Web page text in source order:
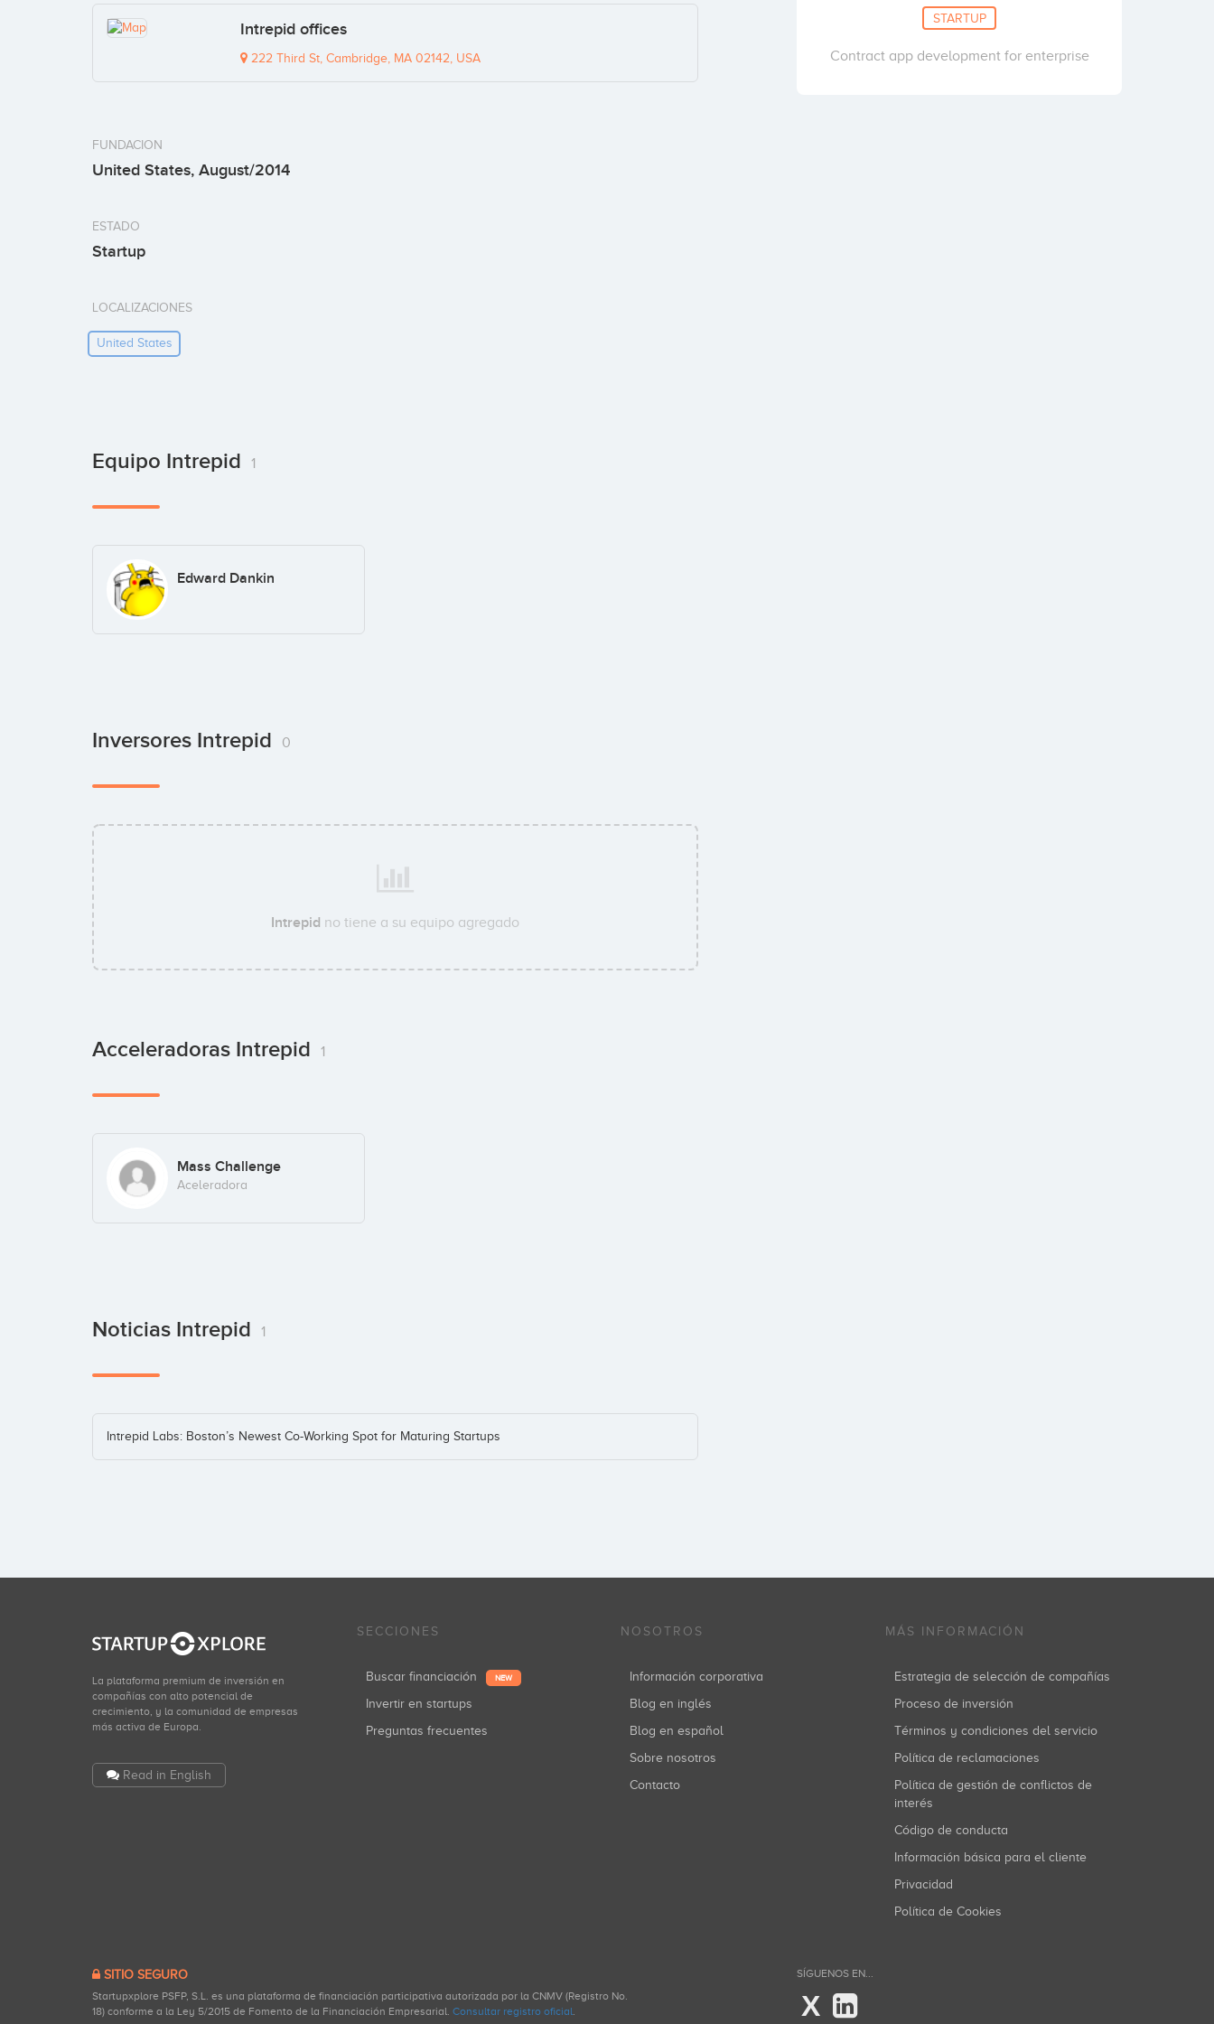
Intrepid offices
222 Third St, Cambridge, MA 02142, USA
FUNDACION
United States, August/2014
ESTADO
Startup
LOCALIZACIONES
United States
Equipo Intrepid 1
Edward Dankin
Inversores Intrepid 0
Intrepid no tiene a su equipo agregado
Acceleradoras Intrepid 1
Mass Challenge
Aceleradora
Noticias Intrepid 1
Intrepid Labs: Boston’s Newest Co-Working Spot for Maturing Startups
STARTUP
Contract app development for enterprise
La plataforma premium de inversión en
compañías con alto potencial de
crecimiento, y la comunidad de empresas
más activa de Europa.
Read in English
SECCIONES
Buscar financiación NEW
Invertir en startups
Preguntas frecuentes
NOSOTROS
Información corporativa
Blog en inglés
Blog en español
Sobre nosotros
Contacto
MÁS INFORMACIÓN
Estrategia de selección de compañías
Proceso de inversión
Términos y condiciones del servicio
Política de reclamaciones
Política de gestión de conflictos de
interés
Código de conducta
Información básica para el cliente
Privacidad
Política de Cookies
SITIO SEGURO
Startupxplore PSFP, S.L. es una plataforma de financiación participativa autorizada por la CNMV (Registro No.
18) conforme a la Ley 5/2015 de Fomento de la Financiación Empresarial. Consultar registro oficial.
SÍGUENOS EN...
X